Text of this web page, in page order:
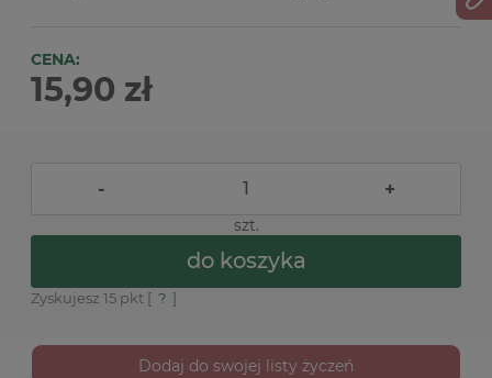
CENA:
15,90 zł
- +
szt.
do koszyka
Zyskujesz 15 pkt [ ? ]
Dodaj do swojej listy życzeń